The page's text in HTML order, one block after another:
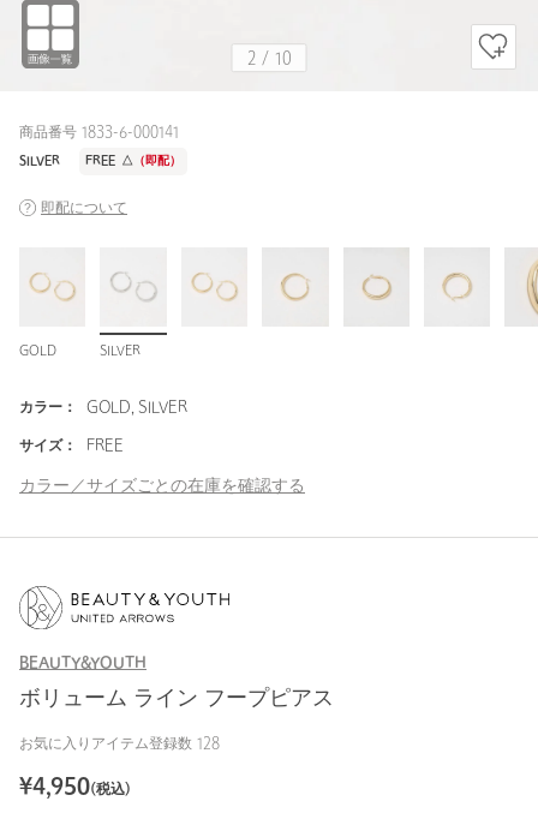
2 / 10
商品番号 1833-6-000141
SILVER FREE △ （即配）
即配について
GOLD SILVER
カラー： GOLD, SILVER
サイズ： FREE
カラー／サイズごとの在庫を確認する
BEAUTY&YOUTH
ボリューム ライン フープピアス
お気に入りアイテム登録数 128
¥4,950(税込)